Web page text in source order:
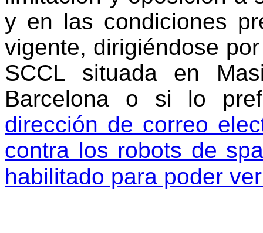
y en las condiciones
vigente, dirigiéndose
SCCL situada en
Barcelona ​​o si lo
dirección de correo
contra los robots de
habilitado para poder